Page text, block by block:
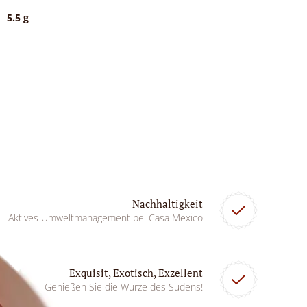
5.5 g
Nachhaltigkeit
Aktives Umweltmanagement bei Casa Mexico
Exquisit, Exotisch, Exzellent
Genießen Sie die Würze des Südens!